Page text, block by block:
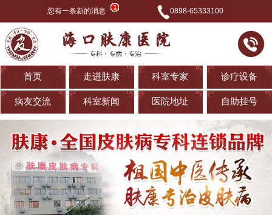
您有一条新的消息 0898-65333100
首页 走进肤康 科室专家 诊疗设备
病友交流 科室新闻 医院地址 自助挂号